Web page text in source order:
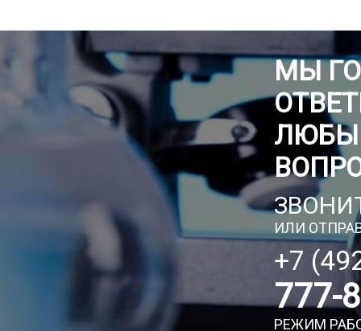
МЫ
ИЛИ
+7
777-
РЕЖИМ